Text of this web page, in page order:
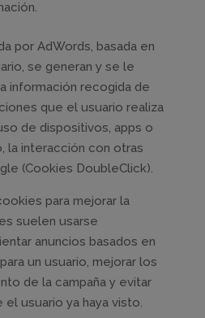
por AdWords, basada en
se generan y se le
información recogida de
que el usuario realiza
de dispositivos, apps o
la interacción con otras
(Cookies DoubleClick).
para mejorar la
suelen usarse
anuncios basados en
un usuario, mejorar los
de la campaña y evitar
usuario ya haya visto.